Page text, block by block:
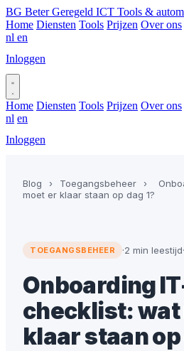
BG Beter Geregeld ICT Tools &
Home Diensten Tools Prijzen Over ons
nl en
Inloggen
Home Diensten Tools Prijzen Over ons
nl en
Inloggen
Blog › Toegangsbeheer ›
moet er klaar staan op dag 1?
TOEGANGSBEHEER ·2 min leestijd·
Onboarding
checklist: wat
klaar staan op